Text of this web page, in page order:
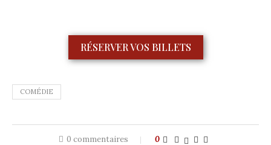
RÉSERVER VOS BILLETS
COMÉDIE
0 commentaires 0